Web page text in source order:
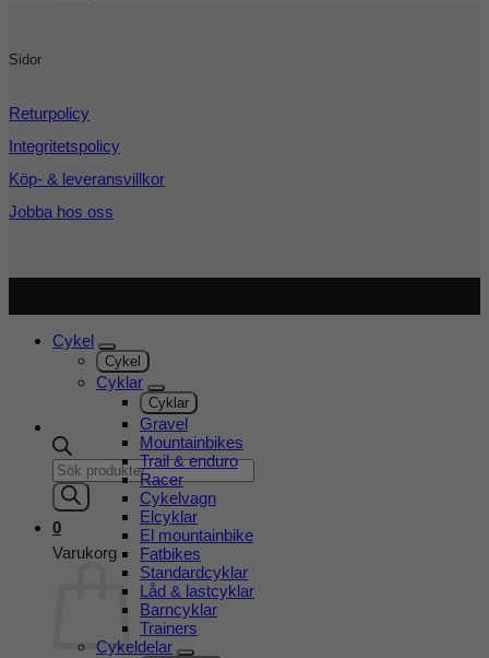
Products
search
0
Varukorg
Sidor
Returpolicy
Integritetspolicy
Köp- & leveransvillkor
Jobba hos oss
Cykel
Cykel
Cyklar
Cyklar
Gravel
Mountainbikes
Trail & enduro
Racer
Cykelvagn
Elcyklar
El mountainbike
Fatbikes
Standardcyklar
Låd & lastcyklar
Barncyklar
Trainers
Cykeldelar